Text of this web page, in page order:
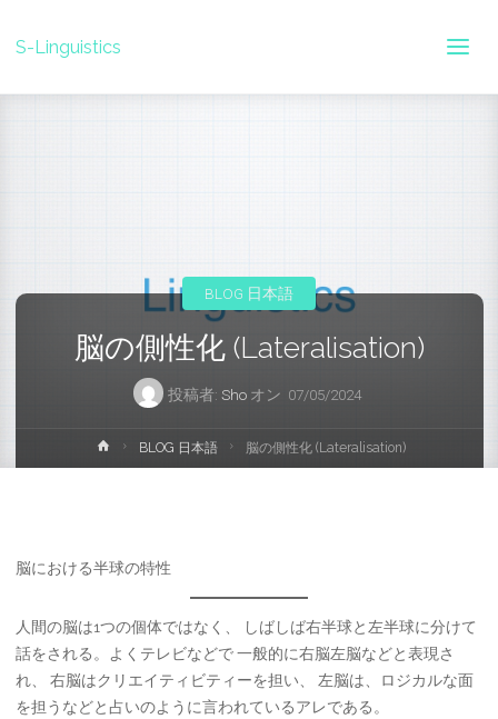
S-Linguistics
脳の側性化 (Lateralisation)
投稿者: Sho オン 07/05/2024
BLOG 日本語
ホ
ー
BLOG 日本語 脳の側性化 (Lateralisation)
脳における半球の特性
人間の脳は1つの個体ではなく、 しばしば右半球と左半球に分けて
話をされる。よくテレビなどで 一般的に右脳左脳などと表現さ
れ、 右脳はクリエイティビティーを担い、 左脳は、ロジカルな面
を担うなどと占いのように言われているアレである。